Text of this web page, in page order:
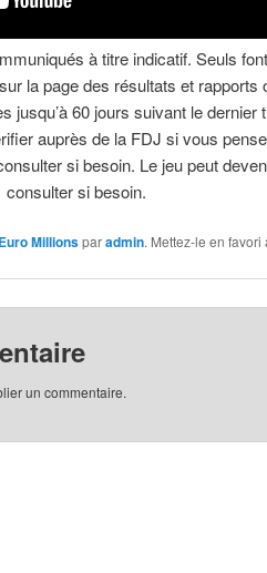
à titre indicatif. Seuls
la page des résultats et rapports
jusqu’à 60 jours suivant le dernier
auprès de la FDJ si vous
si besoin. Le jeu peut
consulter si besoin.
Millionsparadmin. Mettez-le en favori
un commentaire.